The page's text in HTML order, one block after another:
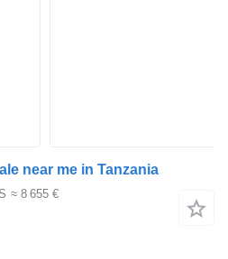
near me in Tanzania
≈ 8 655 €